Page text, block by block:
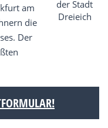
am
die
Der